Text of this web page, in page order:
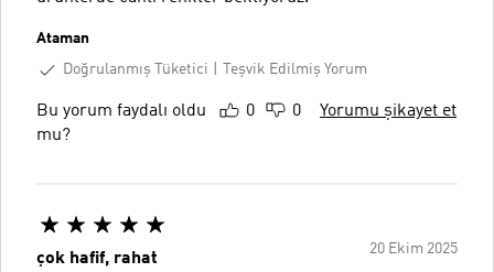
Ataman
Doğrulanmış Tüketici
Teşvik Edilmiş Yorum
Bu yorum faydalı oldu
mu?
0 0 Yorumu şikayet et
20 Ekim 2025
çok hafif, rahat